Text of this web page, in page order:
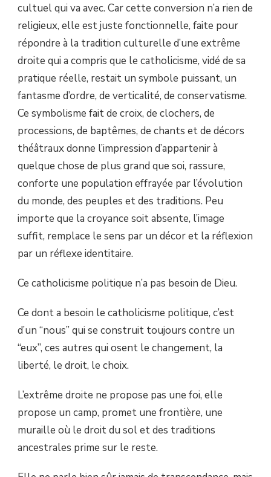
cultuel qui va avec. Car cette conversion n’a rien de
religieux, elle est juste fonctionnelle, faite pour
répondre à la tradition culturelle d’une extrême
droite qui a compris que le catholicisme, vidé de sa
pratique réelle, restait un symbole puissant, un
fantasme d’ordre, de verticalité, de conservatisme.
Ce symbolisme fait de croix, de clochers, de
processions, de baptêmes, de chants et de décors
théâtraux donne l’impression d’appartenir à
quelque chose de plus grand que soi, rassure,
conforte une population effrayée par l’évolution
du monde, des peuples et des traditions. Peu
importe que la croyance soit absente, l’image
suffit, remplace le sens par un décor et la réflexion
par un réflexe identitaire.
Ce catholicisme politique n’a pas besoin de Dieu.
Ce dont a besoin le catholicisme politique, c’est
d’un “nous” qui se construit toujours contre un
“eux”, ces autres qui osent le changement, la
liberté, le droit, le choix.
L’extrême droite ne propose pas une foi, elle
propose un camp, promet une frontière, une
muraille où le droit du sol et des traditions
ancestrales prime sur le reste.